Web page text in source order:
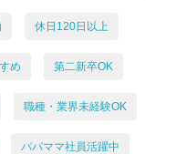
休日120日以上
め 第二新卒OK
職種・業界未経験OK
パパママ社員活躍中